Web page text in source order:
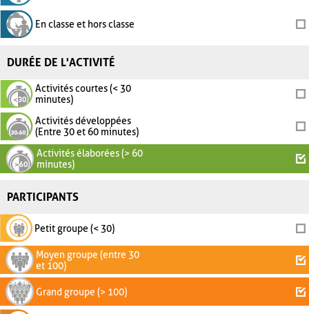
En classe et hors classe
DURÉE DE L'ACTIVITÉ
Activités courtes (< 30
minutes)
Activités développées
(Entre 30 et 60 minutes)
Activités élaborées (> 60
minutes)
PARTICIPANTS
Petit groupe (< 30)
Moyen groupe (entre 30
et 100)
Grand groupe (> 100)